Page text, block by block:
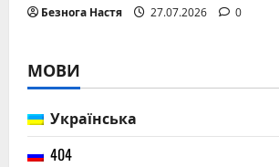
Безнога Настя 27.07.2026 0
МОВИ
Українська
404